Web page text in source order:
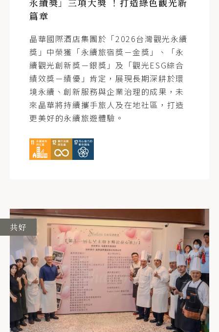
篇章
晶華國際酒店集團於「2026台灣觀光永續
獎」中榮獲「永續旅宿獎－金獎」、「永
續觀光創新獎－銀獎」及「觀光ESG綜合
績效獎－績優」肯定，展現長期深耕於環
境永續、創新服務與企業治理的成果，未
來晶華將持續攜手旅人及在地社區，打造
更美好的永續旅遊體驗。
共好